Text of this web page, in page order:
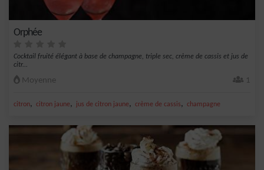
Orphée
Cocktail fruité élégant à base de champagne, triple sec, crème de cassis et jus de
citr...
Moyenne 1
citron, citron jaune, jus de citron jaune, crème de cassis, champagne